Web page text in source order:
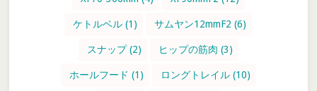
ケトルベル (1) サムヤン12mmF2 (6)
スナップ(2) ヒップの筋肉 (3)
ホールフード (1) ロングトレイル(10)